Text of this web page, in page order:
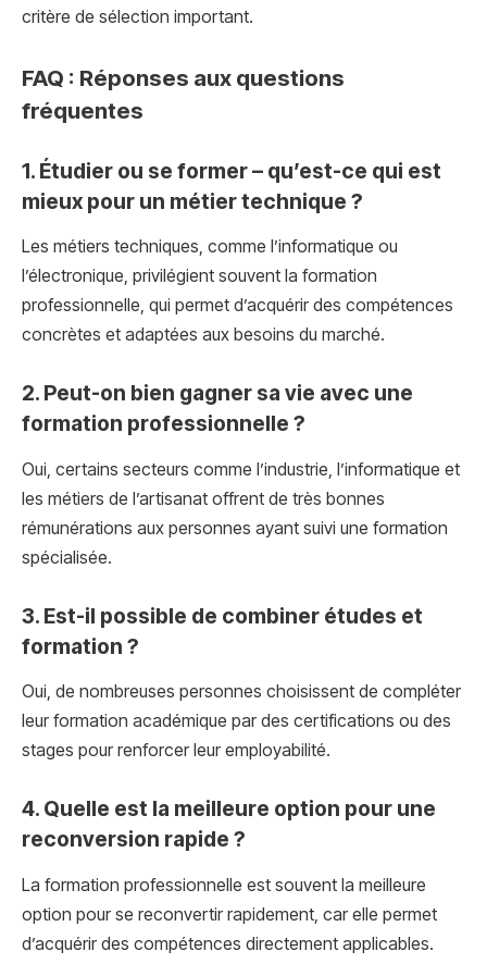
critère de sélection important.
FAQ : Réponses aux questions
fréquentes
1. Étudier ou se former – qu’est-ce qui est
mieux pour un métier technique ?
Les métiers techniques, comme l’informatique ou
l’électronique, privilégient souvent la formation
professionnelle, qui permet d’acquérir des compétences
concrètes et adaptées aux besoins du marché.
2. Peut-on bien gagner sa vie avec une
formation professionnelle ?
Oui, certains secteurs comme l’industrie, l’informatique et
les métiers de l’artisanat offrent de très bonnes
rémunérations aux personnes ayant suivi une formation
spécialisée.
3. Est-il possible de combiner études et
formation ?
Oui, de nombreuses personnes choisissent de compléter
leur formation académique par des certifications ou des
stages pour renforcer leur employabilité.
4. Quelle est la meilleure option pour une
reconversion rapide ?
La formation professionnelle est souvent la meilleure
option pour se reconvertir rapidement, car elle permet
d’acquérir des compétences directement applicables.